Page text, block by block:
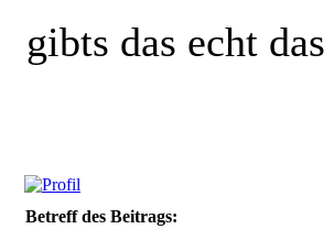
gibts das echt
Betreff des Beitrags: